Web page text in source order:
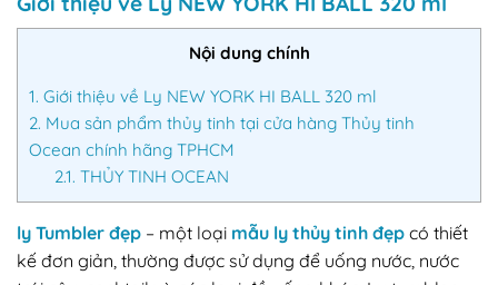
Nội dung chính
1. Giới thiệu về Ly NEW YORK HI BALL 320 ml
2. Mua sản phẩm thủy tinh tại cửa hàng Thủy tinh
Ocean chính hãng TPHCM
2.1. THỦY TINH OCEAN
ly Tumbler đẹp – một loại mẫu ly thủy tinh đẹp có thiết
kế đơn giản, thường được sử dụng để uống nước, nước